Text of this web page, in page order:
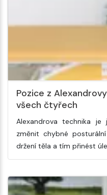
Pozice z
všech čtyřech
Alexandrova technika
změnit chybné
držení těla a tím přinést